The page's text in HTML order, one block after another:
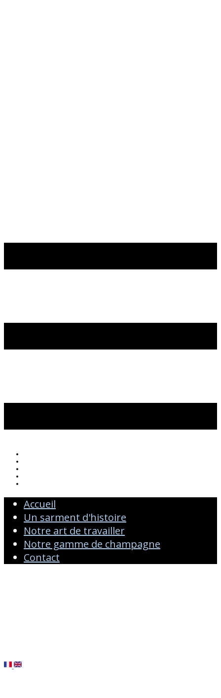
Accueil
Un sarment d'histoire
Notre art de travailler
Notre gamme de champagne
Contact